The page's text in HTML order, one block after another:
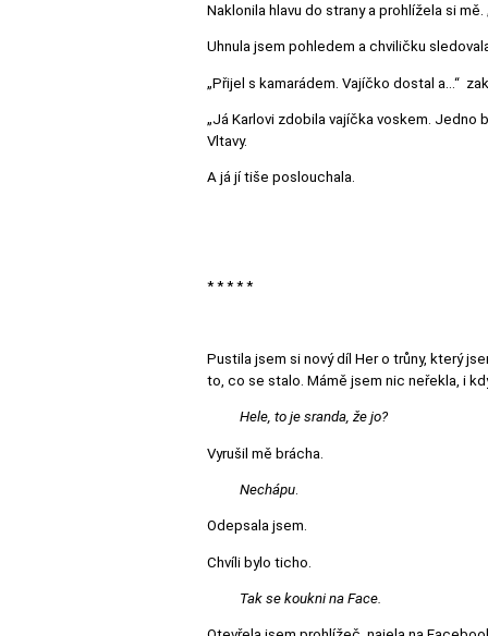
Naklonila hlavu do strany a prohlížela si
Uhnula jsem pohledem a chviličku
„Přijel s kamarádem. Vajíčko dostal a…“
„Já Karlovi zdobila vajíčka voskem. Jedno
Vltavy.
A já jí tiše poslouchala.
* * * * *
Pustila jsem si nový díl Her o trůny, který
to, co se stalo. Mámě jsem nic neřekla, i
Hele, to je sranda, že jo?
Vyrušil mě brácha.
Nechápu
Odepsala jsem.
Chvíli bylo ticho.
Tak se koukni na Face.